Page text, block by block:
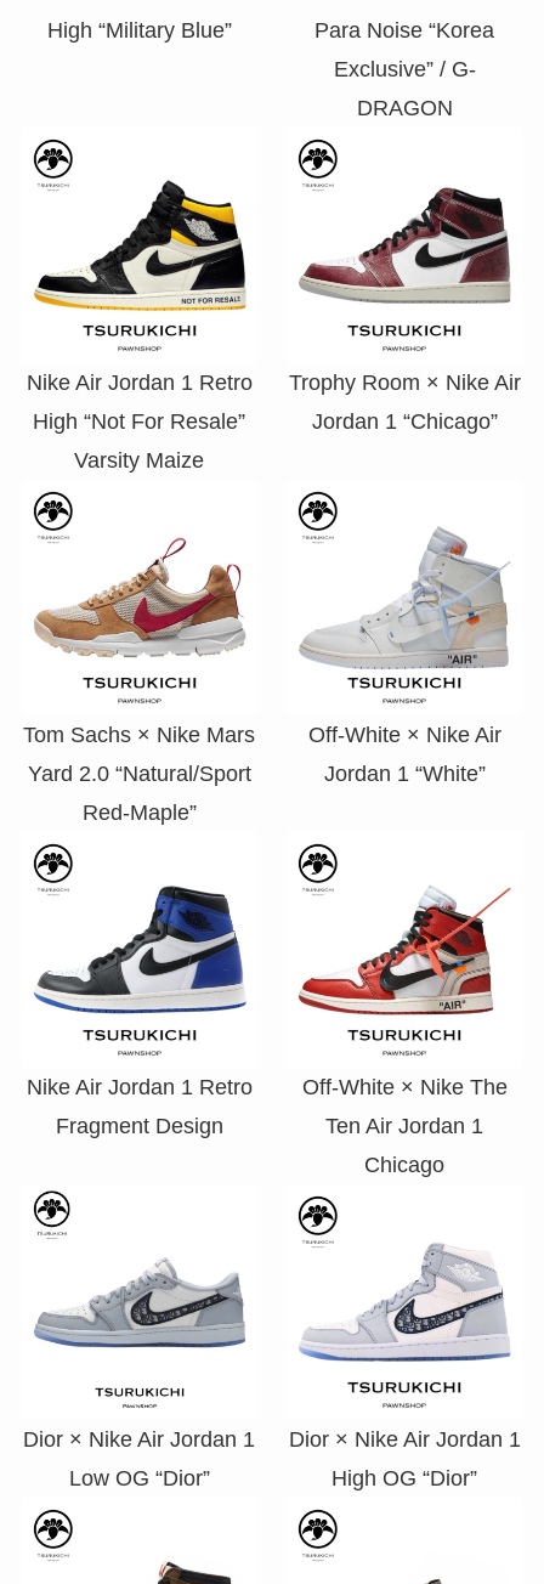
High “Military Blue”
Para Noise “Korea
Exclusive” / G-
DRAGON
Nike Air Jordan 1 Retro
High “Not For Resale”
Varsity Maize
Trophy Room × Nike Air
Jordan 1 “Chicago”
Tom Sachs × Nike Mars
Yard 2.0 “Natural/Sport
Red-Maple”
Off-White × Nike Air
Jordan 1 “White”
Nike Air Jordan 1 Retro
Fragment Design
Off-White × Nike The
Ten Air Jordan 1
Chicago
Dior × Nike Air Jordan 1
Low OG “Dior”
Dior × Nike Air Jordan 1
High OG “Dior”